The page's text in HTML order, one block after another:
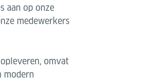
aan op onze
medewerkers
omvat
modern